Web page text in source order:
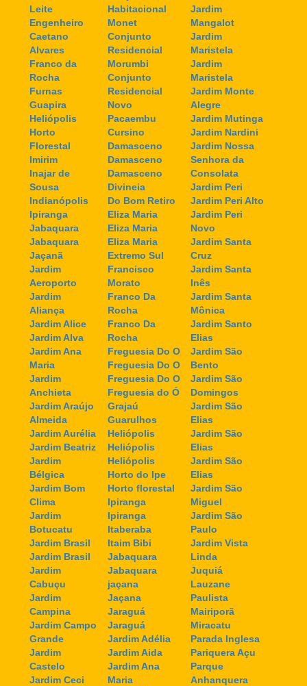
Leite
Engenheiro
Caetano
Alvares
Franco da
Rocha
Furnas
Guapira
Heliópolis
Horto
Florestal
Imirim
Inajar de
Sousa
Indianópolis
Ipiranga
Jabaquara
Jabaquara
Jaçanã
Jardim
Aeroporto
Jardim
Aliança
Jardim Alice
Jardim Alva
Jardim Ana
Maria
Jardim
Anchieta
Jardim Araújo
Almeida
Jardim Aurélia
Jardim Beatriz
Jardim
Bélgica
Jardim Bom
Clima
Jardim
Botucatu
Jardim Brasil
Jardim Brasil
Jardim
Cabuçu
Jardim
Campina
Jardim Campo
Grande
Jardim
Castelo
Jardim Ceci
Habitacional
Monet
Conjunto
Residencial
Morumbi
Conjunto
Residencial
Novo
Pacaembu
Cursino
Damasceno
Damasceno
Damasceno
Divineia
Do Bom Retiro
Eliza Maria
Eliza Maria
Eliza Maria
Extremo Sul
Francisco
Morato
Franco Da
Rocha
Franco Da
Rocha
Freguesia Do O
Freguesia Do O
Freguesia Do O
Freguesia do Ó
Grajaú
Guarulhos
Heliópolis
Heliópolis
Heliópolis
Horto do Ipe
Horto florestal
Ipiranga
Ipiranga
Itaberaba
Itaim Bibi
Jabaquara
Jabaquara
jaçana
Jaçana
Jaraguá
Jaraguá
Jardim Adélia
Jardim Aida
Jardim Ana
Maria
Jardim
Mangalot
Jardim
Maristela
Jardim
Maristela
Jardim Monte
Alegre
Jardim Mutinga
Jardim Nardini
Jardim Nossa
Senhora da
Consolata
Jardim Peri
Jardim Peri Alto
Jardim Peri
Novo
Jardim Santa
Cruz
Jardim Santa
Inês
Jardim Santa
Mônica
Jardim Santo
Elias
Jardim São
Bento
Jardim São
Domingos
Jardim São
Elias
Jardim São
Elias
Jardim São
Elias
Jardim São
Miguel
Jardim São
Paulo
Jardim Vista
Linda
Juquiá
Lauzane
Paulista
Mairiporã
Miracatu
Parada Inglesa
Pariquera Açu
Parque
Anhanquera